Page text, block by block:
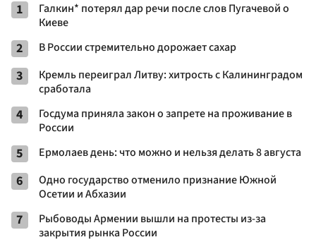
1
Галкин* потерял дар речи после слов Пугачевой о
Киеве
2 В России стремительно дорожает сахар
3
Кремль переиграл Литву: хитрость с Калининградом
сработала
4
Госдума приняла закон о запрете на проживание в
России
5 Ермолаев день: что можно и нельзя делать 8 августа
6
Одно государство отменило признание Южной
Осетии и Абхазии
7
Рыбоводы Армении вышли на протесты из-за
закрытия рынка России